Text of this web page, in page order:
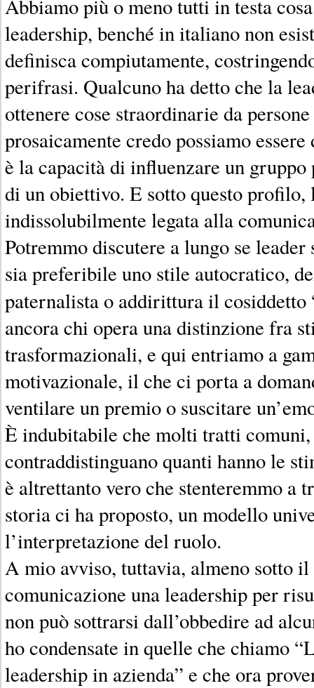
Abbiamo più o meno tutti in testa
leadership, benché in italiano non
definisca compiutamente,
perifrasi. Qualcuno ha detto che la
ottenere cose straordinarie da
prosaicamente credo possiamo
è la capacità di influenzare un
di un obiettivo. E sotto questo profilo,
indissolubilmente legata alla
Potremmo discutere a lungo se
sia preferibile uno stile autocratico,
paternalista o addirittura il cosiddetto
ancora chi opera una distinzione fra
trasformazionali, e qui entriamo a
motivazionale, il che ci porta a
ventilare un premio o suscitare
È indubitabile che molti tratti
contraddistinguano quanti hanno le
è altrettanto vero che stenteremmo a
storia ci ha proposto, un modello
l’interpretazione del ruolo.
A mio avviso, tuttavia, almeno sotto
comunicazione una leadership per
non può sottrarsi dall’obbedire ad
ho condensate in quelle che chiamo
leadership in azienda” e che ora